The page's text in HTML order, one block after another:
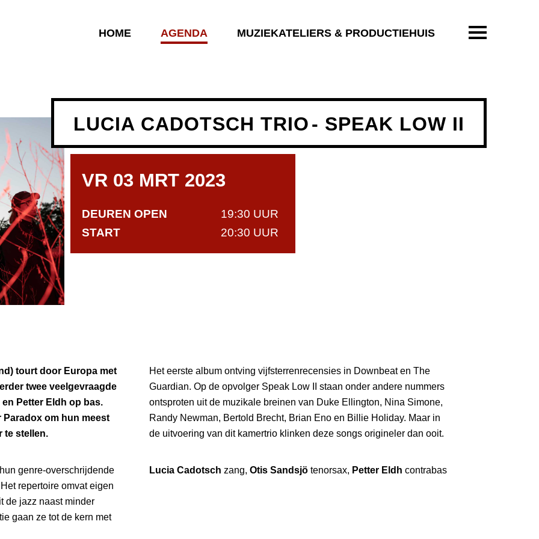
HOME AGENDA MUZIEKATELIERS & PRODUCTIEHUIS ENTER OM
LUCIA CADOTSCH TRIO- SPEAK LOW II
VR 03 MRT 2023
DEUREN OPEN
19:30 UUR
START
20:30 UUR
tourt door Europa met
twee veelgevraagde
Petter Eldh op bas.
om hun meest
te stellen.
genre-overschrijdende
de jazz naast minder
gaan ze tot de kern met
Het eerste album ontving vijfsterrenrecensies in Downbeat en The
Guardian. Op de opvolger Speak Low II staan onder andere nummers
ontsproten uit de muzikale breinen van Duke Ellington, Nina Simone,
Randy Newman, Bertold Brecht, Brian Eno en Billie Holiday. Maar in
de uitvoering van dit kamertrio klinken deze songs origineler dan ooit.
Lucia Cadotsch zang, Otis Sandsjö tenorsax, Petter Eldh contrabas